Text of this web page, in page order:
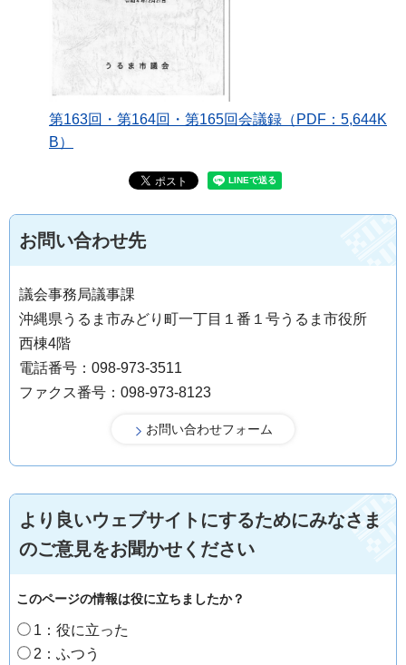
第163回・第164回・第165回会議録（PDF：5,644K
B）
お問い合わせ先
議会事務局議事課
沖縄県うるま市みどり町一丁目１番１号うるま市役所
西棟4階
電話番号：098-973-3511
ファクス番号：098-973-8123
より良いウェブサイトにするためにみなさま
のご意見をお聞かせください
このページの情報は役に立ちましたか？
1：役に立った
2：ふつう